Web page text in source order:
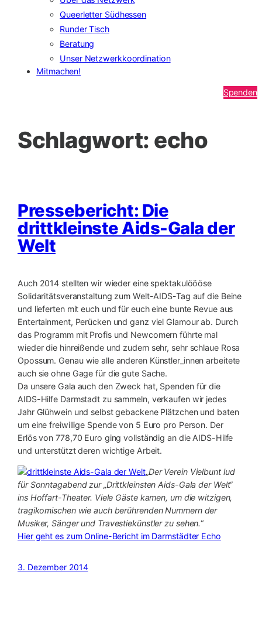
Queerletter Südhessen
Runder Tisch
Beratung
Unser Netzwerkkoordination
Mitmachen!
Spenden
Schlagwort: echo
Pressebericht: Die
drittkleinste Aids-Gala der
Welt
Auch 2014 stellten wir wieder eine spektakulöööse
Solidaritätsveranstaltung zum Welt-AIDS-Tag auf die Beine
und lieferten mit euch und für euch eine bunte Revue aus
Entertainment, Perücken und ganz viel Glamour ab. Durch
das Programm mit Profis und Newcomern führte mal
wieder die hinreißende und zudem sehr, sehr schlaue Rosa
Opossum. Genau wie alle anderen Künstler_innen arbeitete
auch sie ohne Gage für die gute Sache.
Da unsere Gala auch den Zweck hat, Spenden für die
AIDS-Hilfe Darmstadt zu sammeln, verkaufen wir jedes
Jahr Glühwein und selbst gebackene Plätzchen und baten
um eine freiwillige Spende von 5 Euro pro Person. Der
Erlös von 778,70 Euro ging vollständig an die AIDS-Hilfe
und unterstützt deren wichtige Arbeit.
„Der Verein Vielbunt lud
für Sonntagabend zur „Drittkleinsten Aids-Gala der Welt“
ins Hoffart-Theater. Viele Gäste kamen, um die witzigen,
tragikomischen wie auch berührenden Nummern der
Musiker, Sänger und Travestiekünstler zu sehen.“
Hier geht es zum Online-Bericht im Darmstädter Echo
3. Dezember 2014